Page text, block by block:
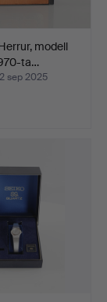
modell
ta…
sep 2025